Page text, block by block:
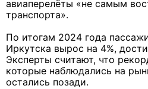
авиаперелёты «не самым
транспорта».
По итогам 2024 года
Иркутска вырос на 4%,
Эксперты считают, что
которые наблюдались на
остались позади.